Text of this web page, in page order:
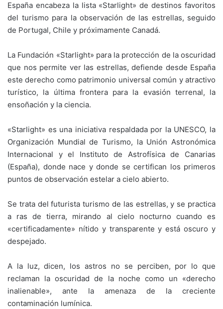
España encabeza la lista «Starlight» de destinos favoritos
del turismo para la observación de las estrellas, seguido
de Portugal, Chile y próximamente Canadá.
La Fundación «Starlight» para la protección de la oscuridad
que nos permite ver las estrellas, defiende desde España
este derecho como patrimonio universal común y atractivo
turístico, la última frontera para la evasión terrenal, la
ensoñación y la ciencia.
«Starlight» es una iniciativa respaldada por la UNESCO, la
Organización Mundial de Turismo, la Unión Astronómica
Internacional y el Instituto de Astrofísica de Canarias
(España), donde nace y donde se certifican los primeros
puntos de observación estelar a cielo abierto.
Se trata del futurista turismo de las estrellas, y se practica
a ras de tierra, mirando al cielo nocturno cuando es
«certificadamente» nítido y transparente y está oscuro y
despejado.
A la luz, dicen, los astros no se perciben, por lo que
reclaman la oscuridad de la noche como un «derecho
inalienable», ante la amenaza de la creciente
contaminación lumínica.